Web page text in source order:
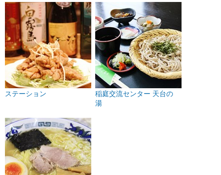
ステーション
稲庭交流センター 天台の
湯